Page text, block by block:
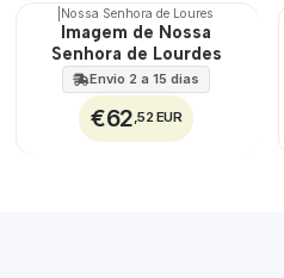
🇵🇹
100%
Nossa Senhora de Loures
Imagem de Nossa
Senhora de Lourdes
Envio 2 a 15 dias
€62,52 EUR